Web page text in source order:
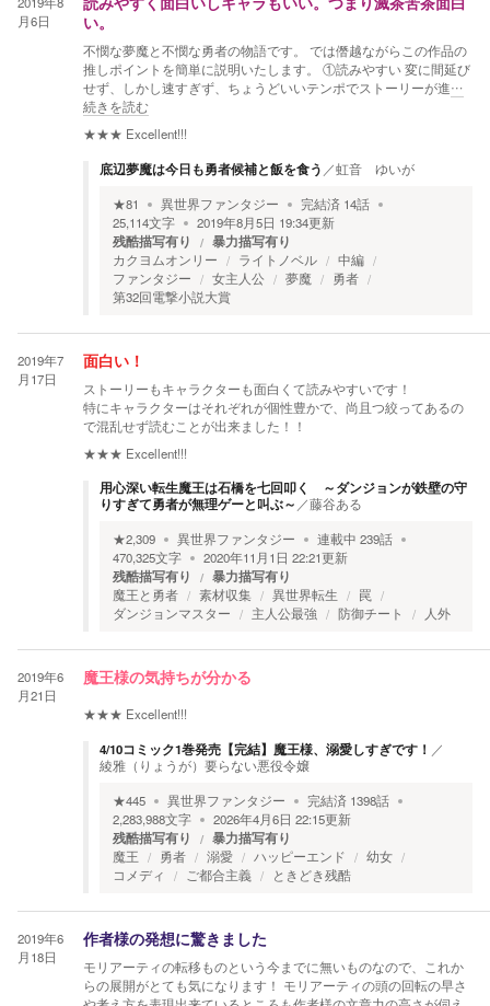
月6日
読みやすく面白いしキャラもいい。つまり滅茶苦茶面白
い。
不憫な夢魔と不憫な勇者の物語です。 では僭越ながらこの作品の
推しポイントを簡単に説明いたします。 ①読みやすい 変に間延び
せず、しかし速すぎず、ちょうどいいテンポでストーリーが進…
続きを読む
★★★ Excellent!!!
底辺夢魔は今日も勇者候補と飯を食う ／虹音 ゆいが
★81 異世界ファンタジー 完結済 14話
25,114文字 2019年8月5日 19:34更新
残酷描写有り 暴力描写有り
カクヨムオンリー ライトノベル
中編
ファンタジー
女主人公 夢魔
勇者
第32回電撃小説大賞
2019年7
月17日
面白い！
ストーリーもキャラクターも面白くて読みやすいです！
特にキャラクターはそれぞれが個性豊かで、尚且つ絞ってあるの
で混乱せず読むことが出来ました！！
★★★ Excellent!!!
用心深い転生魔王は石橋を七回叩く ～ダンジョンが鉄壁の守
りすぎて勇者が無理ゲーと叫ぶ～ ／藤谷ある
★2,309 異世界ファンタジー 連載中 239話
470,325文字 2020年11月1日 22:21更新
残酷描写有り 暴力描写有り
魔王と勇者 素材収集 異世界転生
罠
ダンジョンマスター
主人公最強 防御チート 人外
2019年6
月21日
魔王様の気持ちが分かる
★★★ Excellent!!!
4/10コミック1巻発売【完結】魔王様、溺愛しすぎです！ ／
綾雅（りょうが）要らない悪役令嬢
★445 異世界ファンタジー 完結済 1398話
2,283,988文字 2026年4月6日 22:15更新
残酷描写有り 暴力描写有り
魔王 勇者 溺愛 ハッピーエンド
幼女
コメディ
ご都合主義 ときどき残酷
2019年6
月18日
作者様の発想に驚きました
モリアーティの転移ものという今までに無いものなので、これか
らの展開がとても気になります！ モリアーティの頭の回転の早さ